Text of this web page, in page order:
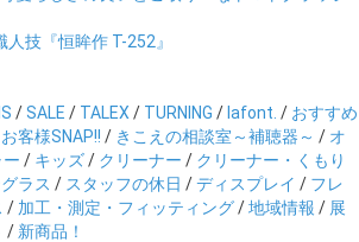
人技『恒眸作 T-252』
/SALE / TALEX / TURNING / lafont. / おすすめ
お客様SNAP!! / きこえの相談室～補聴器～ / オ
/ キッズ/ クリーナー / クリーナー・くもり
ラス / スタッフの休日 /ディスプレイ / フレ
/ 加工・測定・フィッティング/地域情報 / 展
/ 新商品！